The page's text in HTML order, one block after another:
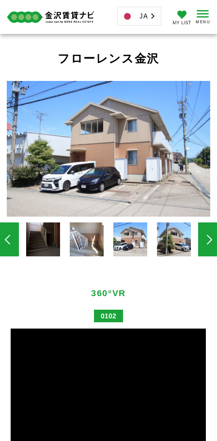
JA
フローレンス金沢
360°VR
0102